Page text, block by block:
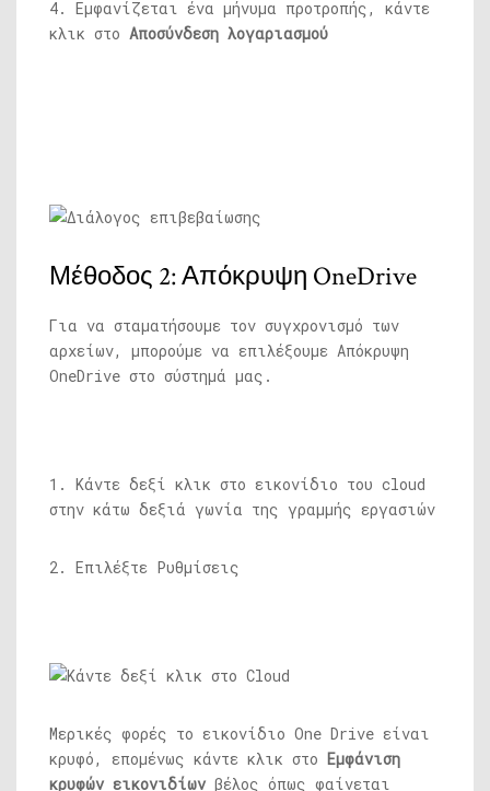
4. Εμφανίζεται ένα μήνυμα προτροπής, κάντε
κλικ στο Αποσύνδεση λογαριασμού
Μέθοδος 2: Απόκρυψη OneDrive
Για να σταματήσουμε τον συγχρονισμό των
αρχείων, μπορούμε να επιλέξουμε Απόκρυψη
OneDrive στο σύστημά μας.
1. Κάντε δεξί κλικ στο εικονίδιο του cloud
στην κάτω δεξιά γωνία της γραμμής εργασιών
2. Επιλέξτε Ρυθμίσεις
Μερικές φορές το εικονίδιο One Drive είναι
κρυφό, επομένως κάντε κλικ στο Εμφάνιση
κρυφών εικονιδίων βέλος όπως φαίνεται